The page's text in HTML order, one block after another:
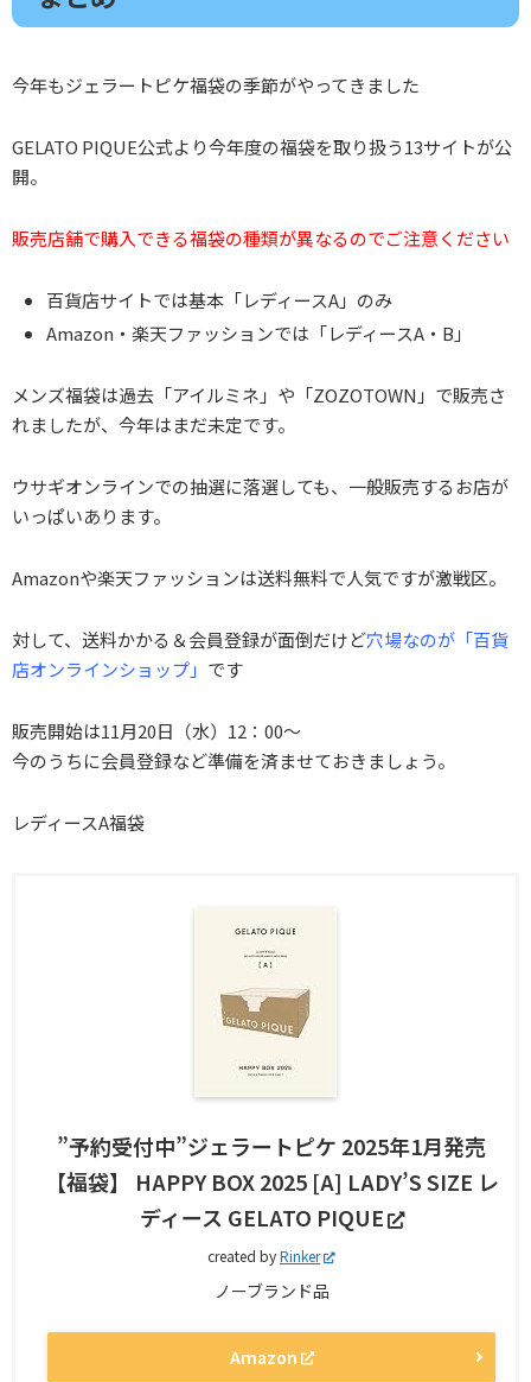
今年もジェラートピケ福袋の季節がやってきました
GELATO PIQUE公式より今年度の福袋を取り扱う13サイトが公
開。
販売店舗で購入できる福袋の種類が異なるのでご注意ください
百貨店サイトでは基本「レディースA」のみ
Amazon・楽天ファッションでは「レディースA・B」
メンズ福袋は過去「アイルミネ」や「ZOZOTOWN」で販売さ
れましたが、今年はまだ未定です。
ウサギオンラインでの抽選に落選しても、一般販売するお店が
いっぱいあります。
Amazonや楽天ファッションは送料無料で人気ですが激戦区。
対して、送料かかる＆会員登録が面倒だけど穴場なのが「百貨
店オンラインショップ」 です
販売開始は11月20日（水）12：00～
今のうちに会員登録など準備を済ませておきましょう。
レディースA福袋
”予約受付中”ジェラートピケ 2025年1月発売
【福袋】 HAPPY BOX 2025 [A] LADY’S SIZE レ
ディース GELATO PIQUE
created byRinker
ノーブランド品
Amazon